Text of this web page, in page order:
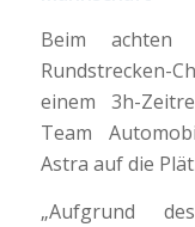
Beim achten
Rundstrecken-
einem 3h-
Team
Astra auf die
„Aufgrund